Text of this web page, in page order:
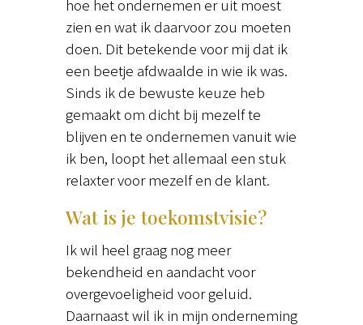
hoe het ondernemen er uit moest
zien en wat ik daarvoor zou moeten
doen. Dit betekende voor mij dat ik
een beetje afdwaalde in wie ik was.
Sinds ik de bewuste keuze heb
gemaakt om dicht bij mezelf te
blijven en te ondernemen vanuit wie
ik ben, loopt het allemaal een stuk
relaxter voor mezelf en de klant.
Wat is je toekomstvisie?
Ik wil heel graag nog meer
bekendheid en aandacht voor
overgevoeligheid voor geluid.
Daarnaast wil ik in mijn onderneming